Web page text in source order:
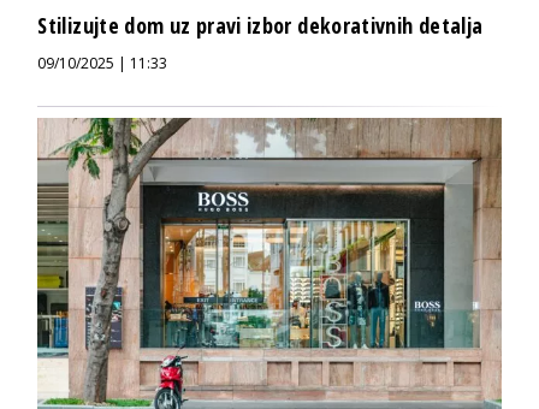
Stilizujte dom uz pravi izbor dekorativnih detalja
09/10/2025 | 11:33